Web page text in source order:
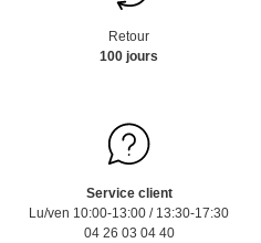
Retour
100 jours
Service client
Lu/ven 10:00-13:00 / 13:30-17:30
04 26 03 04 40